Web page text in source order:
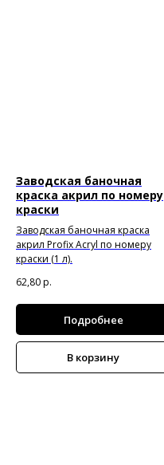
Заводская баночная
краска акрил по номеру
краски
Заводская баночная краска
акрил Profix Acryl по номеру
краски (1 л).
62,80р.
Подробнее
В корзину